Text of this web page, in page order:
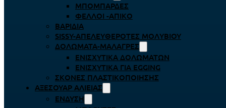
ΜΠΟΜΠΆΡΔΕΣ
ΦΕΛΛΟΊ -ΑΠΊΚΟ
ΒΑΡΊΔΙΑ
SISSY-ΑΠΕΛΕΥΘΕΡΟΤΈΣ ΜΟΛΥΒΙΟΎ
ΔΟΛΏΜΑΤΑ-ΜΑΛΆΓΡΕΣ
ΕΝΙΣΧΥΤΙΚΆ ΔΟΛΩΜΆΤΩΝ
ΕΝΙΣΧΥΤΙΚΆ ΓΙΑ EGGING
ΣΚΌΝΕΣ ΠΛΑΣΤΙΚΟΠΟΊΗΣΗΣ
ΑΞΕΣΟΥΆΡ ΑΛΙΕΊΑΣ
ΈΝΔΥΣΗ